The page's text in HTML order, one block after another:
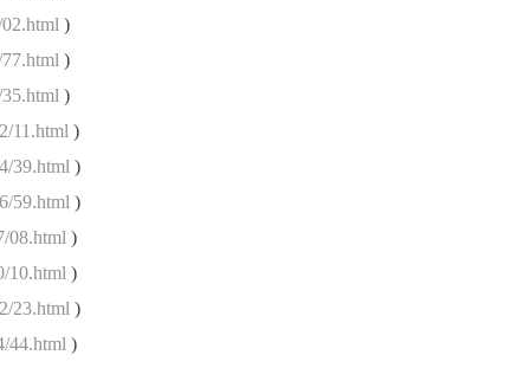
)
)
)
11.html )
39.html )
59.html )
08.html )
10.html )
23.html )
44.html )